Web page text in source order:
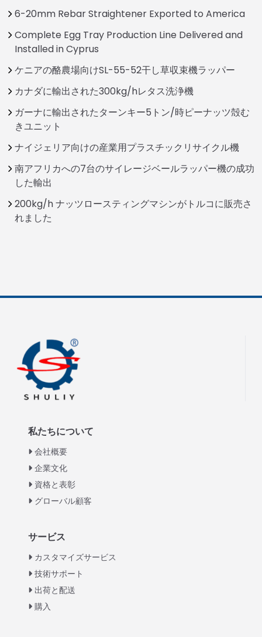
6-20mm Rebar Straightener Exported to America
Complete Egg Tray Production Line Delivered and
Installed in Cyprus
ケニアの酪農場向けSL-55-52干し草収束機ラッパー
カナダに輸出された300kg/hレタス洗浄機
ガーナに輸出されたターンキー5トン/時ピーナッツ殻む
きユニット
ナイジェリア向けの産業用プラスチックリサイクル機
南アフリカへの7台のサイレージベールラッパー機の成功
した輸出
200kg/h ナッツロースティングマシンがトルコに販売さ
れました
私たちについて
会社概要
企業文化
資格と表彰
グローバル顧客
サービス
カスタマイズサービス
技術サポート
出荷と配送
購入